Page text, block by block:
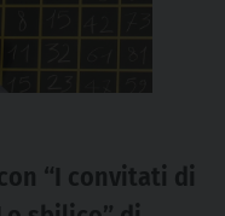
“I convitati di